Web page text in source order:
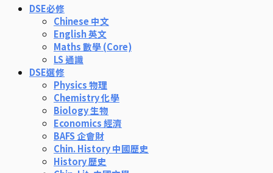
DSE必修
Chinese 中文
English 英文
Maths 數學 (Core)
LS 通識
DSE選修
Physics 物理
Chemistry 化學
Biology 生物
Economics 經濟
BAFS 企會財
Chin. History 中國歷史
History 歷史